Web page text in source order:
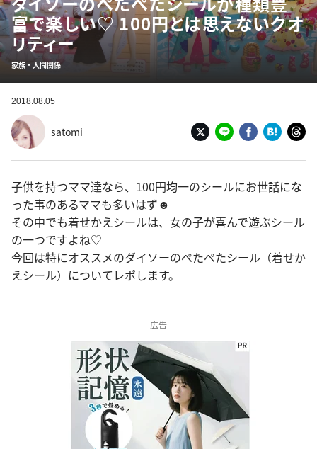
富で楽しい♡ 100円とは思えないクオ
リティー
家族・人間関係
2018.08.05
satomi
子供を持つママ達なら、100円均一のシールにお世話にな
った事のあるママも多いはず☻︎
その中でも着せかえシールは、女の子が喜んで遊ぶシール
の一つですよね♡
今回は特にオススメのダイソーのぺたぺたシール（着せか
えシール）についてレポします。
広告